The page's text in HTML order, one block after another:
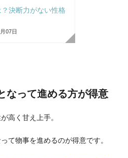
決断力がない性格
07日
なって進める方が得意
高く甘え上手。
て物事を進めるのが得意です。